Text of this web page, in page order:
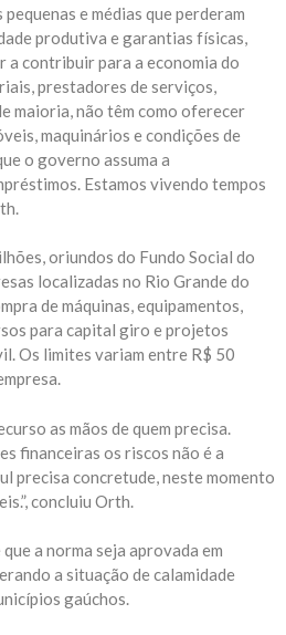
e médias que perderam
produtiva e garantias físicas,
a contribuir para a economia do
prestadores de serviços,
maioria, não têm como oferecer
maquinários e condições de
o governo assuma a
Estamos vivendo tempos
oriundos do Fundo Social do
localizadas no Rio Grande do
de máquinas, equipamentos,
para capital giro e projetos
Os limites variam entre R$ 50
as mãos de quem precisa.
financeiras os riscos não é a
precisa concretude, neste momento
concluiu Orth.
a norma seja aprovada em
a situação de calamidade
gaúchos.